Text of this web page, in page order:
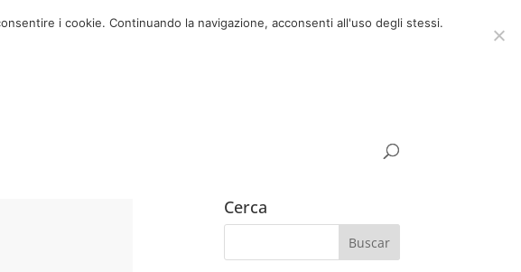
Cerca
i cookie. Continuando la navigazione, acconsenti all'uso degli stessi.